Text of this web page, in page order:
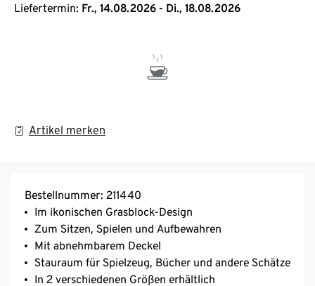
Liefertermin: Fr., 14.08.2026 - Di., 18.08.2026
Artikel merken
Bestellnummer: 211440
Im ikonischen Grasblock-Design
Zum Sitzen, Spielen und Aufbewahren
Mit abnehmbarem Deckel
Stauraum für Spielzeug, Bücher und andere Schätze
In 2 verschiedenen Größen erhältlich